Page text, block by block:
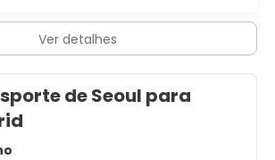
Ver detalhes
de Seoul para